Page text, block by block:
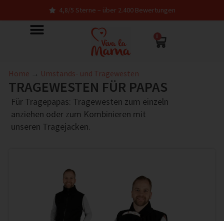
4,8/5 Sterne – über 2.400 Bewertungen
0
Home → Umstands- und Tragewesten
TRAGEWESTEN FÜR PAPAS
Für Tragepapas: Tragewesten zum einzeln
anziehen oder zum Kombinieren mit
unseren Tragejacken.